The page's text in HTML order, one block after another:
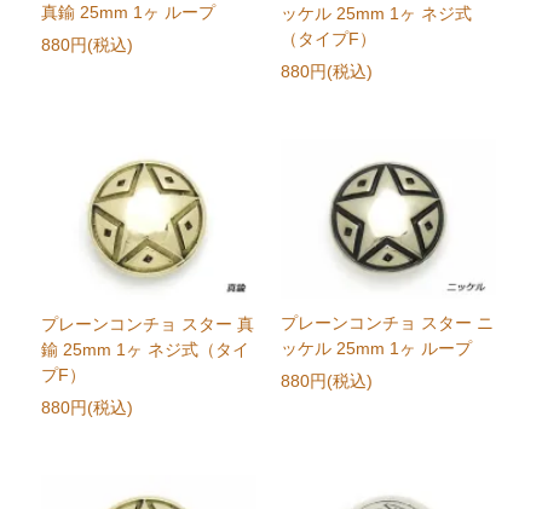
真鍮 25mm 1ヶ ループ
880円(税込)
ッケル 25mm 1ヶ ネジ式
（タイプF）
880円(税込)
プレーンコンチョ スター 真
鍮 25mm 1ヶ ネジ式（タイ
プF）
880円(税込)
プレーンコンチョ スター ニ
ッケル 25mm 1ヶ ループ
880円(税込)